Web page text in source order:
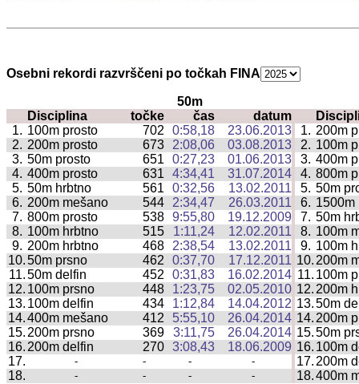
Osebni rekordi razvrščeni po točkah FINA
50m
Disciplina
točke čas datum
1. 100m prosto 702 0:58,18 23.06.2013 1. 200m
2. 200m prosto 673 2:08,06 03.08.2013 2. 100m
3. 50m prosto 651 0:27,23 01.06.2013 3. 400m
4. 400m prosto 631 4:34,41 31.07.2014 4. 800m
5. 50m hrbtno 561 0:32,56 13.02.2011 5. 50m
6. 200m mešano 544 2:34,47 26.03.2011 6. 1500m
7. 800m prosto 538 9:55,80 19.12.2009 7. 50m
8. 100m hrbtno 515 1:11,24 12.02.2011 8. 100m
9. 200m hrbtno 468 2:38,54 13.02.2011 9. 100m
10.50m prsno 462 0:37,70 17.12.2011 10. 200m
11.50m delfin 452 0:31,83 16.02.2014 11. 100m
12. 100m prsno 448 1:23,75 02.05.2010 12. 200m
13. 100m delfin 434 1:12,84 14.04.2012 13.50m
14.400m mešano 412 5:55,10 26.04.2014 14. 200m
15. 200m prsno 369 3:11,75 26.04.2014 15.50m
16. 200m delfin 270 3:08,43 18.06.2009 16. 100m
17.
- - - - 17. 200m
18.
- - - - 18.400m